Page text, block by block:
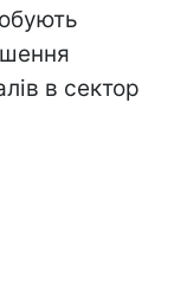
в сектор